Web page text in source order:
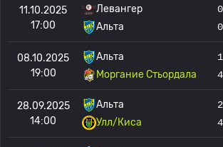
11.10.2025
17:00
Левангер
Альта
0
0
08.10.2025
19:00
Альта
Моргание Стьордала
1
4
28.09.2025
14:00
Альта
Улл/Киса
2
4